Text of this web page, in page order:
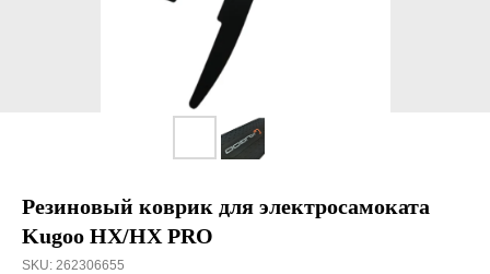
Резиновый коврик для электросамоката
Kugoo HX/HX PRO
SKU: 262306655